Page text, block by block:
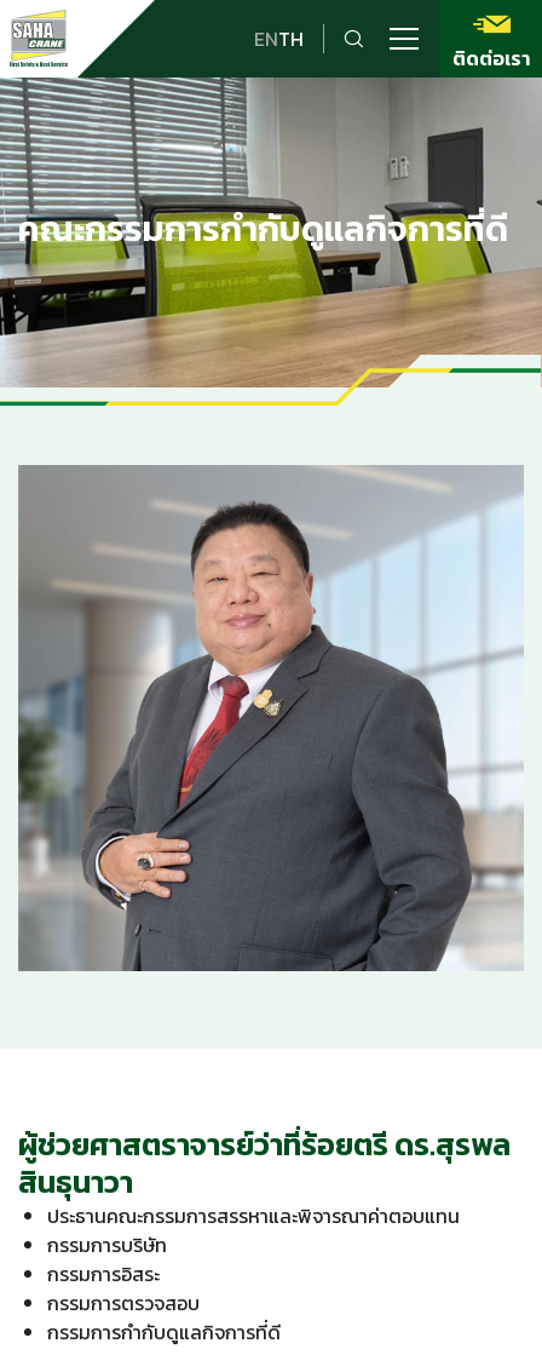
ENTH
ติดต่อเรา
คณะกรรมการกำกับดูแลกิจการที่ดี
ผู้ช่วยศาสตราจารย์ว่าที่ร้อยตรี ดร.สุรพล
สินธุนาวา
ประธานคณะกรรมการสรรหาและพิจารณาค่าตอบแทน
กรรมการบริษัท
กรรมการอิสระ
กรรมการตรวจสอบ
กรรมการกำกับดูแลกิจการที่ดี